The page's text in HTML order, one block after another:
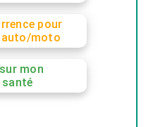
pour
auto/moto
mon
santé